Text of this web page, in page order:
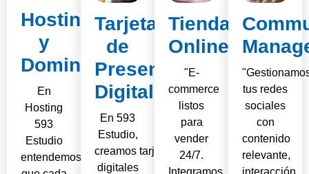
Hosting
y
Dominios
En
Hosting
593
Estudio
entendemos
Tarjeta
de
Presentación
Digital
En 593
Estudio,
creamos tarjetas
digitales
Tiendas
Online
"E-
commerce
listos
para
vender
24/7.
Integramos
tus redes
sociales
con
contenido
relevante,
interacción